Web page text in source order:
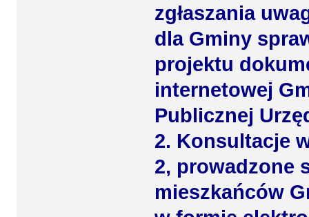
zgłaszania
dla Gminy
projektu
internetowej
Publicznej
2. Konsultacje
2, prowadzone
mieszkańców